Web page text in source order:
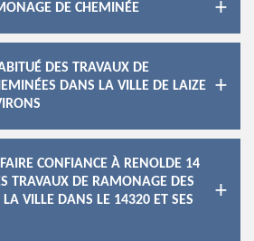
DE CHEMINÉE
DES TRAVAUX DE
DANS LA VILLE DE LAIZE
CONFIANCE À RENOLDE 14
TRAVAUX DE RAMONAGE DES
VILLE DANS LE 14320 ET SES